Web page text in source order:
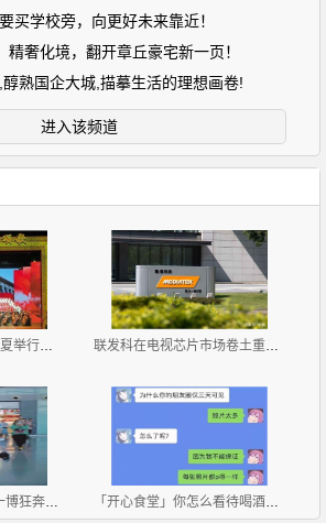
买学校旁，向更好未来靠近！
奢化境，翻开章丘豪宅新一页！
熟国企大城,描摹生活的理想画卷!
进入该频道
和国成立70 联发科在电视芯片市场卷土重来，华为海思或成受害者
畅背大红包候 「开心食堂」你怎么看待喝酒的人？